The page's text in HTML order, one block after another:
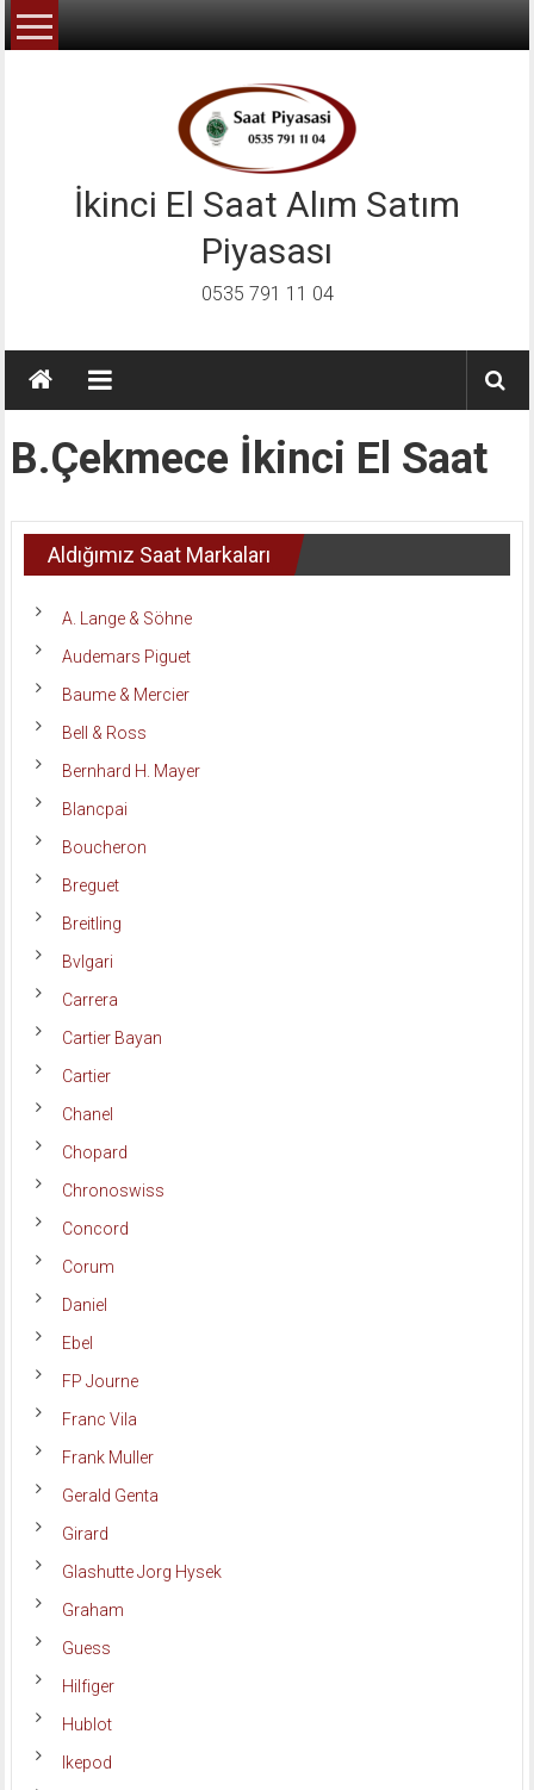
İçeriğe
geç
İkinci El Saat Alım Satım
Piyasası
0535 791 11 04
B.Çekmece İkinci El Saat
Aldığımız Saat Markaları
A. Lange & Söhne
Audemars Piguet
Baume & Mercier
Bell & Ross
Bernhard H. Mayer
Blancpai
Boucheron
Breguet
Breitling
Bvlgari
Carrera
Cartier Bayan
Cartier
Chanel
Chopard
Chronoswiss
Concord
Corum
Daniel
Ebel
FP Journe
Franc Vila
Frank Muller
Gerald Genta
Girard
Glashutte Jorg Hysek
Graham
Guess
Hilfiger
Hublot
Ikepod